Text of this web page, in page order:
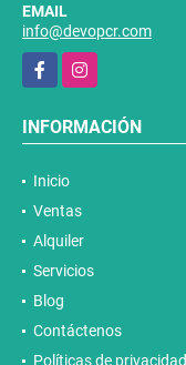
EMAIL
info@devopcr.com
FacebookInstagram
INFORMACIÓN
Inicio
Ventas
Alquiler
Servicios
Blog
Contáctenos
Políticas de privacidad